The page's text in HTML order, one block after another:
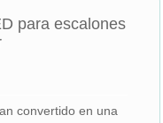
para escalones
convertido en una